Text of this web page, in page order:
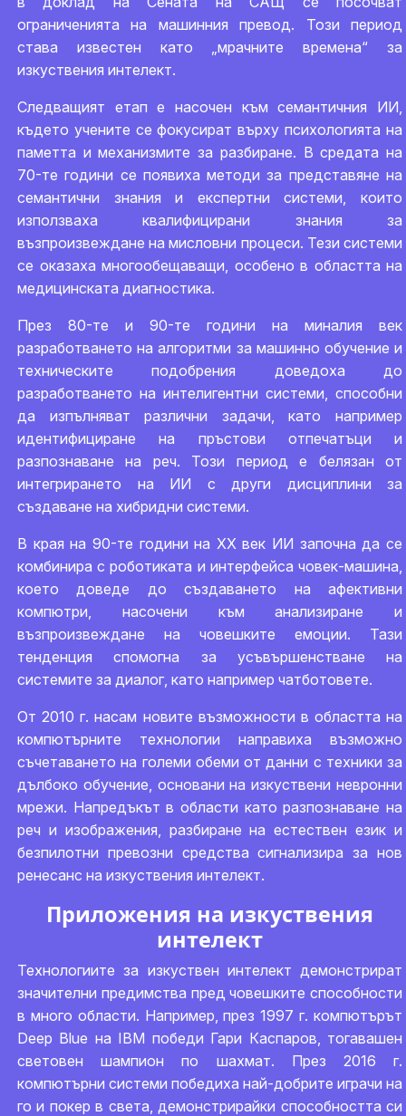
ограниченията на машинния превод. Този период
става известен като „мрачните времена“ за
изкуствения интелект.
Следващият етап е насочен към семантичния ИИ,
където учените се фокусират върху психологията на
паметта и механизмите за разбиране. В средата на
70-те години се появиха методи за представяне на
семантични знания и експертни системи, които
използваха квалифицирани знания за
възпроизвеждане на мисловни процеси. Тези системи
се оказаха многообещаващи, особено в областта на
медицинската диагностика.
През 80-те и 90-те години на миналия век
разработването на алгоритми за машинно обучение и
техническите подобрения доведоха до
разработването на интелигентни системи, способни
да изпълняват различни задачи, като например
идентифициране на пръстови отпечатъци и
разпознаване на реч. Този период е белязан от
интегрирането на ИИ с други дисциплини за
създаване на хибридни системи.
В края на 90-те години на ХХ век ИИ започна да се
комбинира с роботиката и интерфейса човек-машина,
което доведе до създаването на афективни
компютри, насочени към анализиране и
възпроизвеждане на човешките емоции. Тази
тенденция спомогна за усъвършенстване на
системите за диалог, като например чатботовете.
От 2010 г. насам новите възможности в областта на
компютърните технологии направиха възможно
съчетаването на големи обеми от данни с техники за
дълбоко обучение, основани на изкуствени невронни
мрежи. Напредъкът в области като разпознаване на
реч и изображения, разбиране на естествен език и
безпилотни превозни средства сигнализира за нов
ренесанс на изкуствения интелект.
Приложения на изкуствения
интелект
Технологиите за изкуствен интелект демонстрират
значителни предимства пред човешките способности
в много области. Например, през 1997 г. компютърът
Deep Blue на IBM победи Гари Каспаров, тогавашен
световен шампион по шахмат. През 2016 г.
компютърни системи победиха най-добрите играчи на
го и покер в света, демонстрирайки способността си